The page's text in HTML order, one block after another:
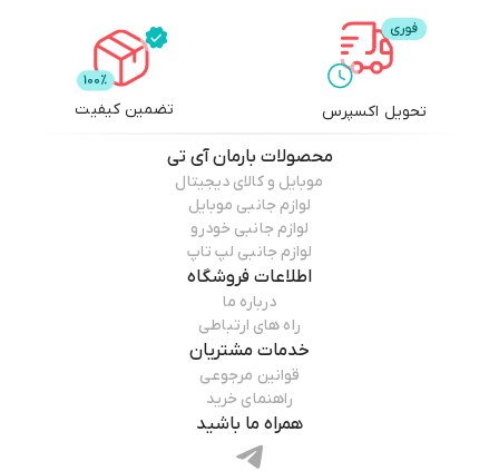
تحویل اکسپرس تضمین کیفیت
محصولات بارمان آی تی
موبایل و کالای دیجیتال
لوازم جانبی موبایل
لوازم جانبی خودرو
لوازم جانبی لپ تاپ
اطلاعات فروشگاه
درباره ما
راه های ارتباطی
خدمات مشتریان
قوانین مرجوعی
راهنمای خرید
همراه ما باشید